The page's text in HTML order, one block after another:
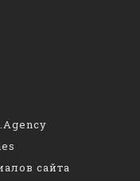
сайта